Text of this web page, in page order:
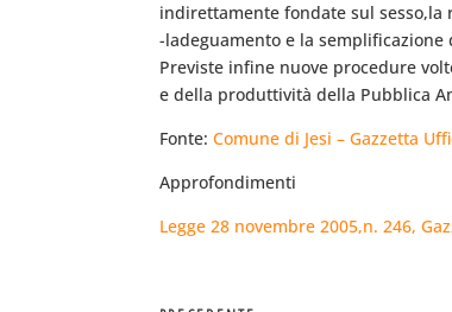
indirettamente fondate sul sesso,la
-ladeguamento e la
Previste infine nuove procedure
e della produttività della Pubblica
Fonte:Comune di Jesi – Gazzetta
Approfondimenti
Legge 28 novembre 2005,n. 246,